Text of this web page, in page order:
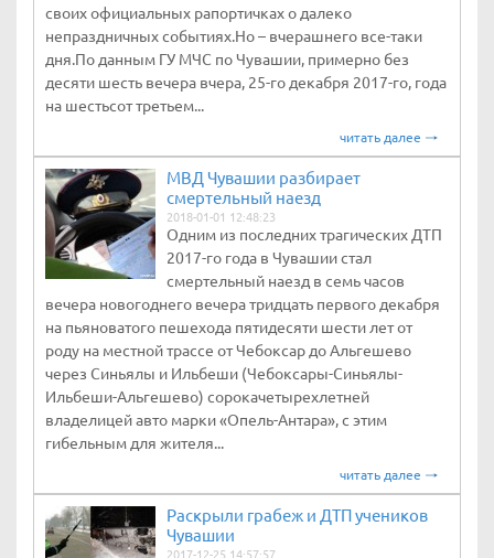
своих официальных рапортичках о далеко
непраздничных событиях.Но – вчерашнего все-таки
дня.По данным ГУ МЧС по Чувашии, примерно без
десяти шесть вечера вчера, 25-го декабря 2017-го, года
на шестьсот третьем...
читать далее
МВД Чувашии разбирает
смертельный наезд
2018-01-01 12:48:23
Одним из последних трагических ДТП
2017-го года в Чувашии стал
смертельный наезд в семь часов
вечера новогоднего вечера тридцать первого декабря
на пьяноватого пешехода пятидесяти шести лет от
роду на местной трассе от Чебоксар до Альгешево
через Синьялы и Ильбеши (Чебоксары-Синьялы-
Ильбеши-Альгешево) сорокачетырехлетней
владелицей авто марки «Опель-Антара», с этим
гибельным для жителя...
читать далее
Раскрыли грабеж и ДТП учеников
Чувашии
2017-12-25 14:57:57